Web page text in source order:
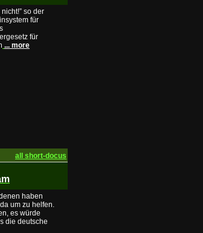
nicht!” so der
für
für
... more
all short-docus
haben
um zu helfen.
es würde
die deutsche